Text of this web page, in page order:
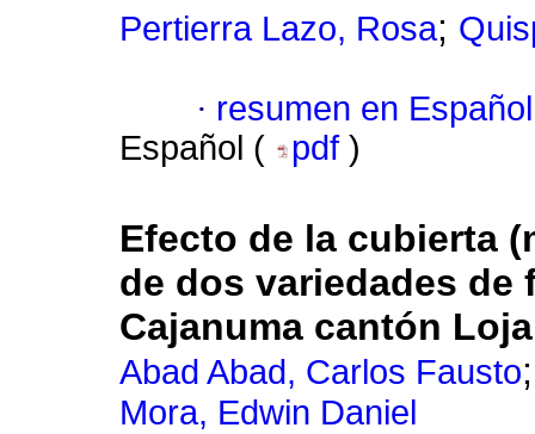
Pertierra Lazo, Rosa;
· resumen en Español
Español (
pdf )
Efecto de la cubierta
de dos variedades de
Cajanuma cantón Loja
Abad Abad, Carlos Fausto
Mora, Edwin Daniel